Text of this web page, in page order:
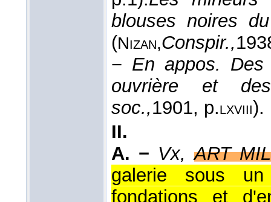
blouses noires
(Nizan,Conspir.,
− En appos.
ouvrière et
soc.,1901, p.lxviii).
II.
A. − Vx, ART
galerie sous
fondations et